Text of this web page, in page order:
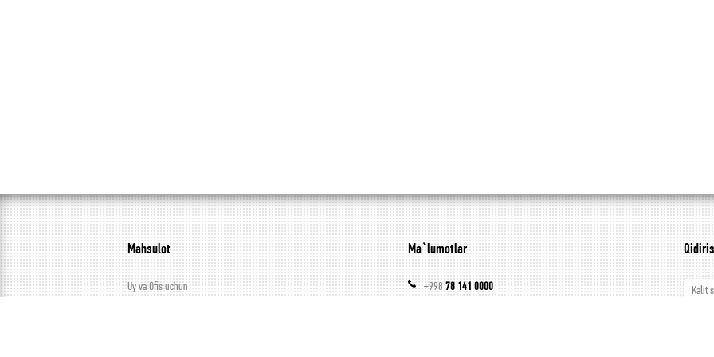
Mahsulot
Uy va Ofis uchun
Ma`lumotlar
+99878 141 0000
Kalit